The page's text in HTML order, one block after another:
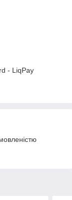
- LiqPay